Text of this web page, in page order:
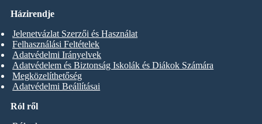
Ról ről
Házirendje
Jelenetvázlat Szerzői és Használat
Felhasználási Feltételek
Adatvédelmi Irányelvek
Adatvédelem és Biztonság Iskolák és Diákok Számára
Megközelíthetőség
Adatvédelmi Beállításai